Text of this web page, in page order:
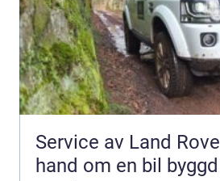
Service av Land
hand om en bil